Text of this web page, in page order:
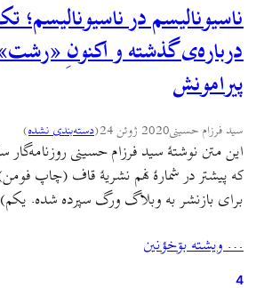
ناسیونالیسم در ناسیونالیسم؛
درباره‌ی گذشته و اکنونِ
پیرامونش
سید فرزام حسینی2020 ژوئن 24 (دسته‌بندی نشده)
این متن نوشتهٔ سید فرزام حسینی
که پیشتر در شمارهٔ نهم نشریهٔ قاف (چاپ
برای بازنشر به وبلاگ ورگ سپرده شده.
شهری که این سال‌ها و ماه‌ها و روزها، بسیار
شنیده‌ایم…
… ويشته بۊخؤنين
4